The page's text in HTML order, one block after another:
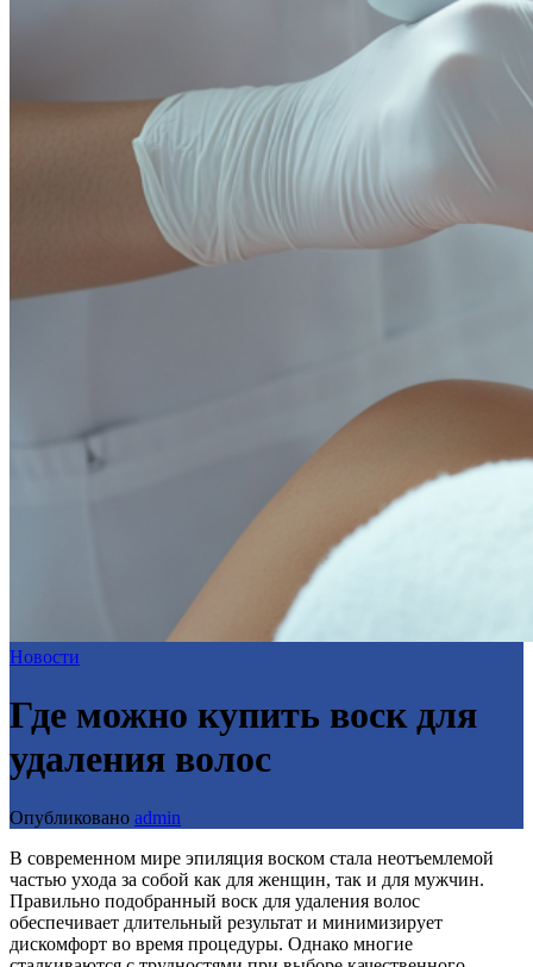
Новости
Где можно купить воск для
удаления волос
Опубликовано admin
В современном мире эпиляция воском стала неотъемлемой
частью ухода за собой как для женщин, так и для мужчин.
Правильно подобранный воск для удаления волос
обеспечивает длительный результат и минимизирует
дискомфорт во время процедуры. Однако многие